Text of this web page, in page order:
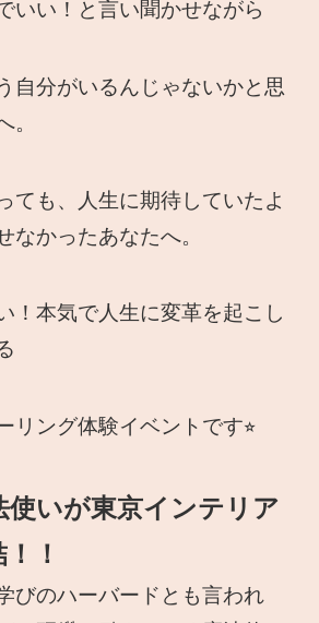
いい！と言い聞かせながら
自分がいるんじゃないかと思
。
ても、人生に期待していたよ
なかったあなたへ。
！本気で人生に変革を起こし
リング体験イベントです⭐︎
使いが東京インテリア
！
びのハーバードとも言われ